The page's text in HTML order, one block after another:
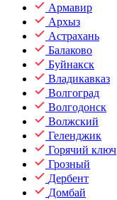
Армавир
Архыз
Астрахань
Балаково
Буйнакск
Владикавказ
Волгоград
Волгодонск
Волжский
Геленджик
Горячий ключ
Грозный
Дербент
Домбай